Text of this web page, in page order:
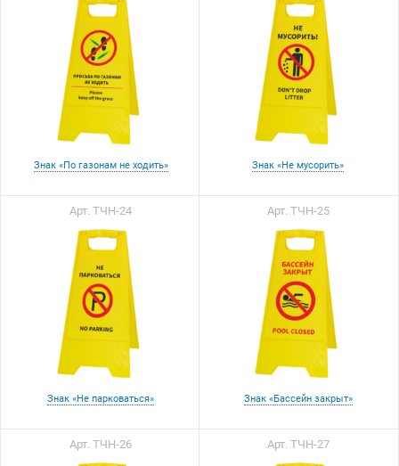
Знак «По газонам не ходить» Знак «Не мусорить»
Арт. ТЧН-24
Знак «Не парковаться»
Арт. ТЧН-25
Знак «Бассейн закрыт»
Арт. ТЧН-26 Арт. ТЧН-27